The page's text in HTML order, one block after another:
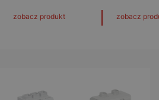
zobacz produkt zobacz